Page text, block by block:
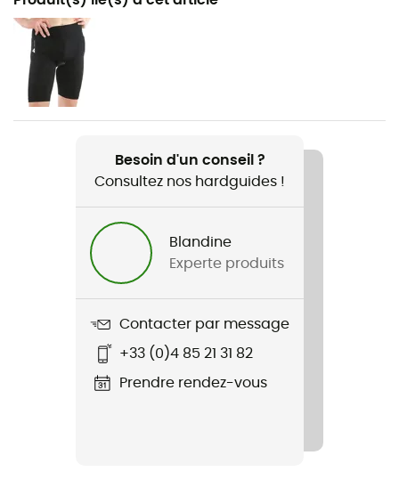
Genre
Homme
Poids
Nom du produit
Hgl Baciu SS
Imperméabilité
Besoin d'un conseil ?
Consultez nos hardguides !
Blandine
Experte produits
Contacter par message
+33 (0)4 85 21 31 82
Prendre rendez-vous